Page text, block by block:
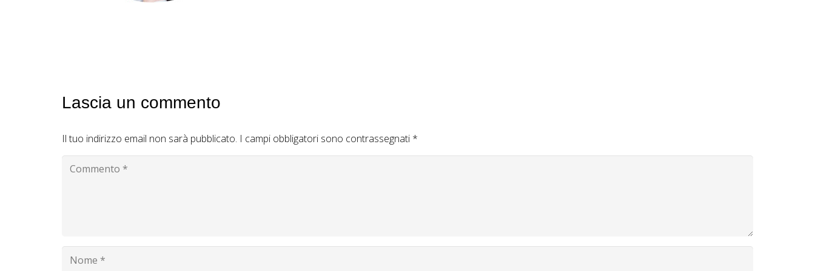
Lascia un commento
Il tuo indirizzo email non sarà pubblicato. I campi obbligatori sono contrassegnati *